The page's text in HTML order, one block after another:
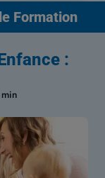
Formation
: